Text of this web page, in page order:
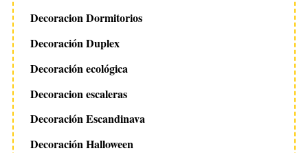
Decoracion Dormitorios
Decoración Duplex
Decoración ecológica
Decoracion escaleras
Decoración Escandinava
Decoración Halloween